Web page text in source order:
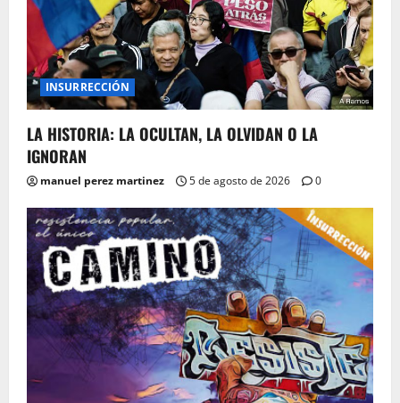
INSURRECCIÓN
LA HISTORIA: LA OCULTAN, LA OLVIDAN O LA
IGNORAN
manuel perez martinez 5 de agosto de 2026 0